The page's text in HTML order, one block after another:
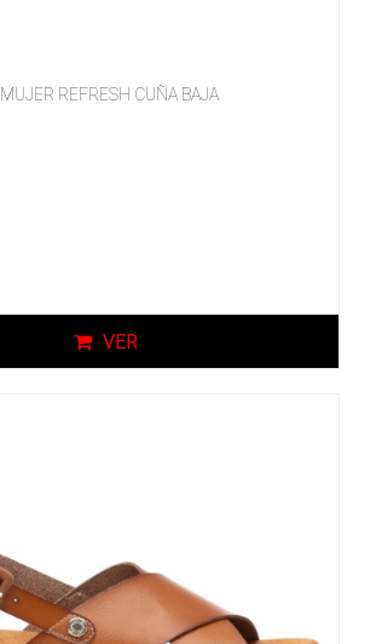
REFRESH CUÑA BAJA
VER